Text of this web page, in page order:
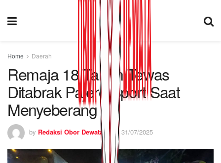
Home Daerah
Remaja 18 Tahun Tewas
Ditabrak Pajero Sport Saat
Menyeberang
by Redaksi Obor Dewata 31/07/2025